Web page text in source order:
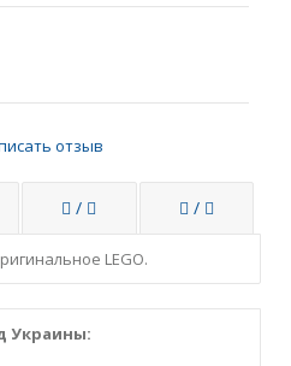
отзыв
/ /
LEGO.
Украины: